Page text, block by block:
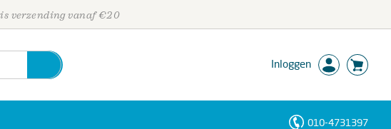
verzending vanaf €20
Inloggen
010-4731397